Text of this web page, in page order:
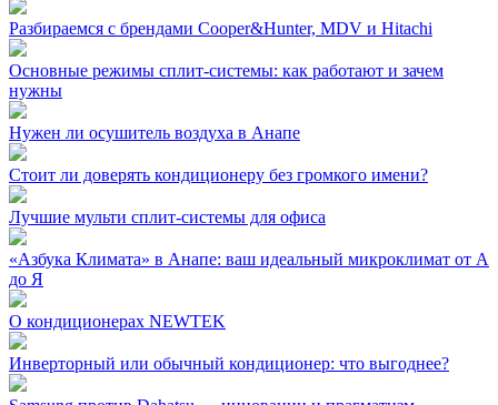
Разбираемся с брендами Cooper&Hunter, MDV и Hitachi
Основные режимы сплит-системы: как работают и зачем
нужны
Нужен ли осушитель воздуха в Анапе
Стоит ли доверять кондиционеру без громкого имени?
Лучшие мульти сплит-системы для офиса
«Азбука Климата» в Анапе: ваш идеальный микроклимат от А
до Я
О кондиционерах NEWTEK
Инверторный или обычный кондиционер: что выгоднее?